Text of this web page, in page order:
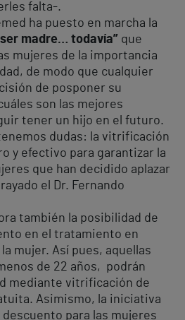
falta-.
ha puesto en marcha la
madre… todavía” que
mujeres de la importancia
de modo que cualquier
de posponer su
son las mejores
tener un hijo en el futuro.
dudas: la vitrificación
y efectivo para garantizar la
que han decidido aplazar
el Dr. Fernando
también la posibilidad de
en el tratamiento en
mujer. Así pues, aquellas
de 22 años, podrán
mediante vitrificación de
Asimismo, la iniciativa
para las mujeres